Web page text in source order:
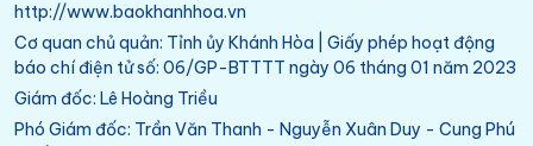
http://www.baokhanhhoa.vn
Cơ quan chủ quản: Tỉnh ủy Khánh Hòa | Giấy phép hoạt động
báo chí điện tử số: 06/GP-BTTTT ngày 06 tháng 01 năm 2023
Giám đốc: Lê Hoàng Triều
Phó Giám đốc: Trần Văn Thanh - Nguyễn Xuân Duy - Cung Phú